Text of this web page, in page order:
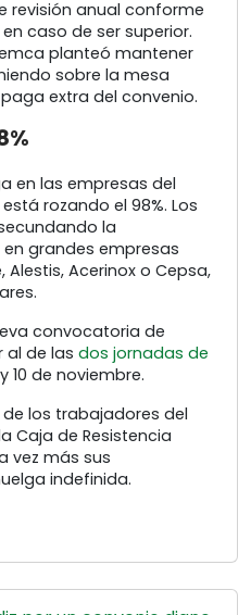
revisión anual conforme
caso de ser superior.
planteó mantener
sobre la mesa
extra del convenio.
en las empresas del
rozando el 98%. Los
la
grandes empresas
Acerinox o Cepsa,
convocatoria de
al de las dos jornadas de
10 de noviembre.
los trabajadores del
Caja de Resistencia
vez más sus
indefinida.